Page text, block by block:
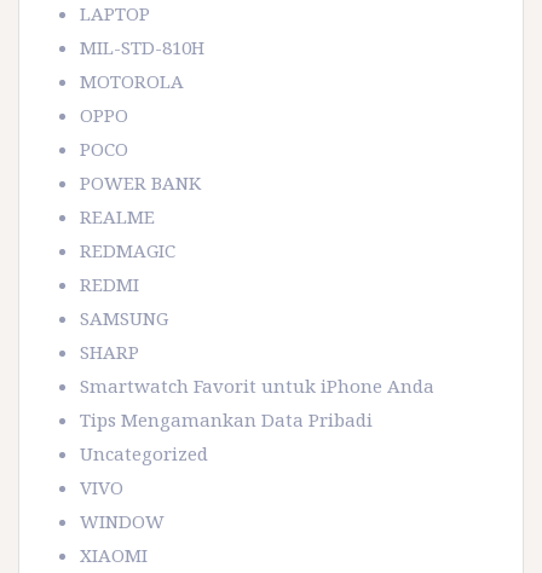
LAPTOP
MIL-STD-810H
MOTOROLA
OPPO
POCO
POWER BANK
REALME
REDMAGIC
REDMI
SAMSUNG
SHARP
Smartwatch Favorit untuk iPhone Anda
Tips Mengamankan Data Pribadi
Uncategorized
VIVO
WINDOW
XIAOMI